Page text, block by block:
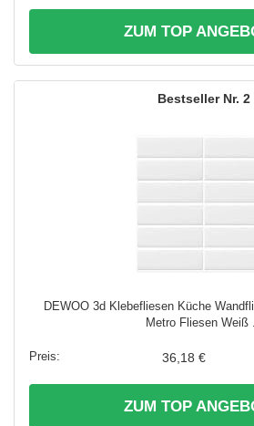
ZUM TOP
2
DEWOO 3d Klebefliesen Küche
Metro Fliesen Weiß
36,18 €
ZUM TOP